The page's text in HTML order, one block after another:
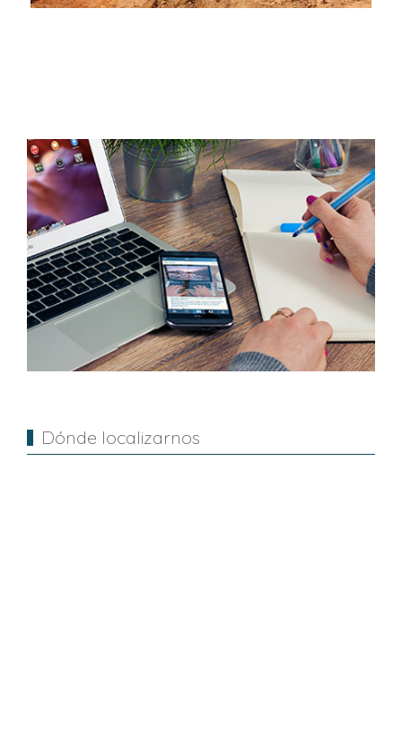
Dónde localizarnos